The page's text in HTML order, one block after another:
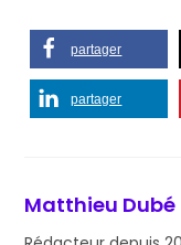
partager
partager
Matthieu Dubé